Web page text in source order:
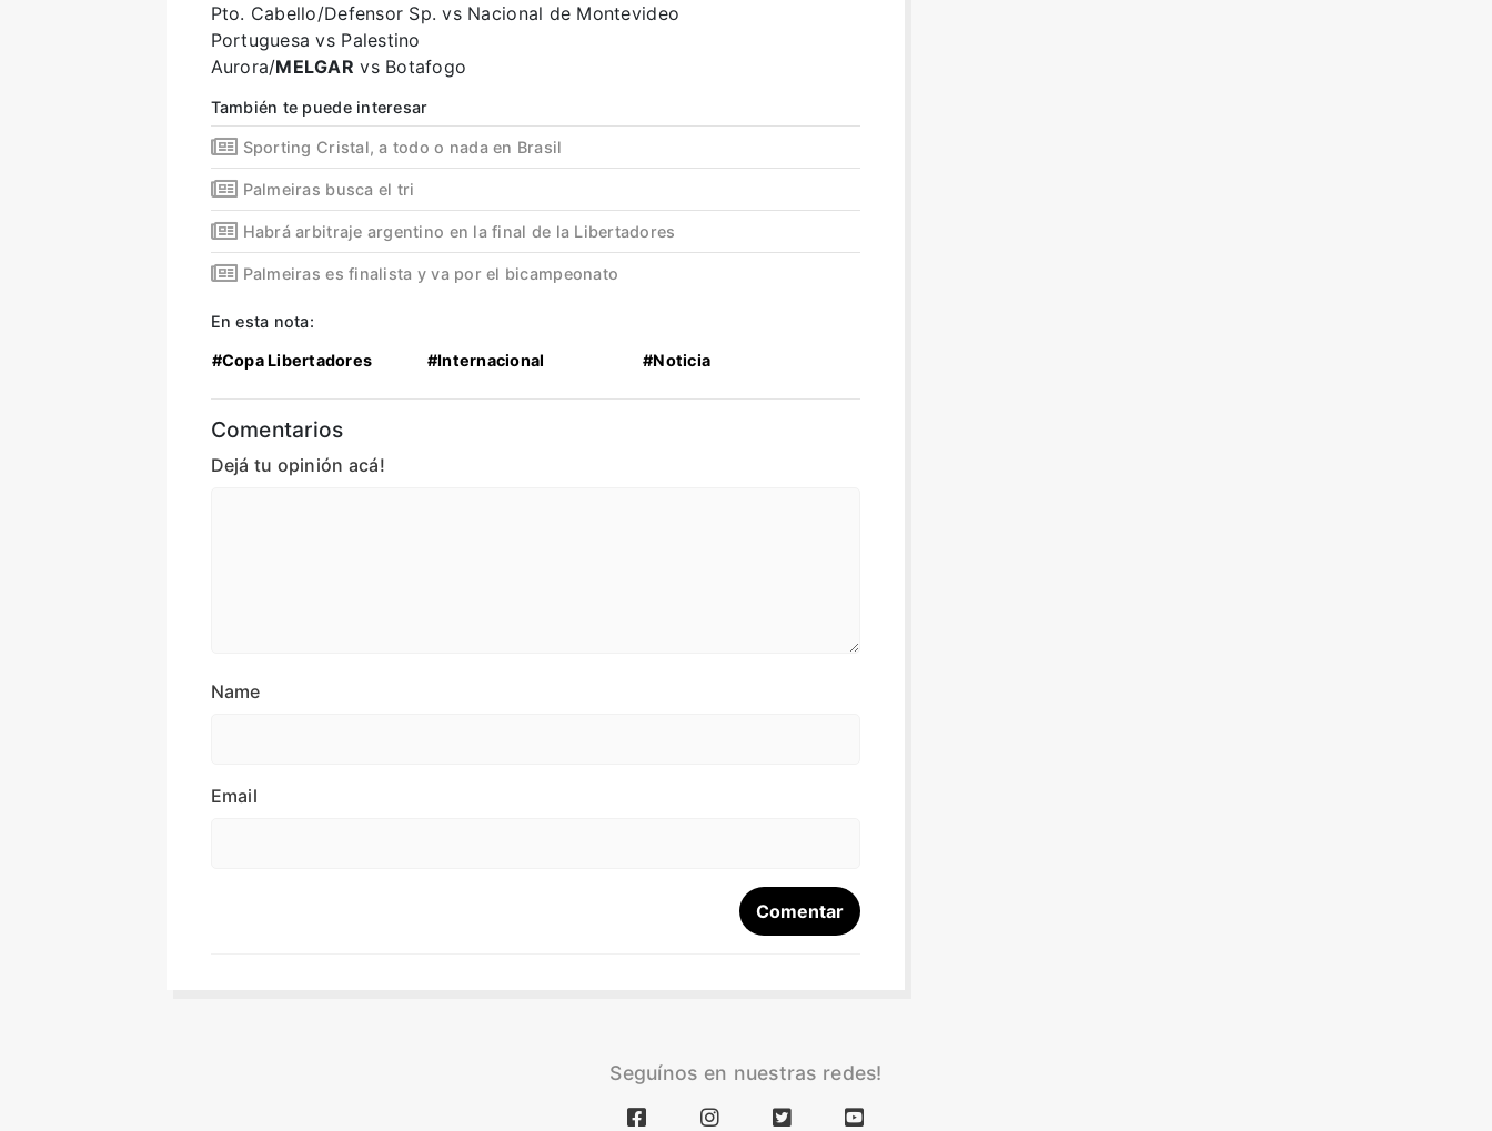
Pto. Cabello/Defensor Sp. vs Nacional de Montevideo
Portuguesa vs Palestino
Aurora/MELGAR vs Botafogo
También te puede interesar
Sporting Cristal, a todo o nada en Brasil
Palmeiras busca el tri
Habrá arbitraje argentino en la final de la Libertadores
Palmeiras es finalista y va por el bicampeonato
En esta nota:
#Copa Libertadores #Internacional #Noticia
Comentarios
Dejá tu opinión acá!
Name
Email
Seguínos en nuestras redes!